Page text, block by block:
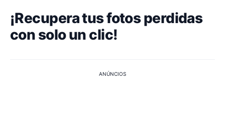
¡Recupera tus fotos perdidas
con solo un clic!
ANÚNCIOS